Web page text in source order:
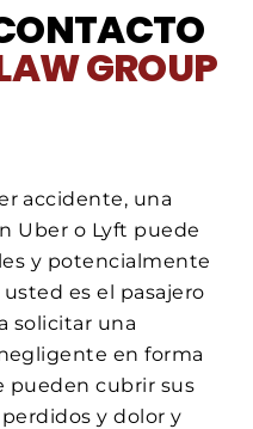
GROUP
accidente, una
Uber o Lyft puede
y potencialmente
es el pasajero
solicitar una
en forma
pueden cubrir sus
y dolor y